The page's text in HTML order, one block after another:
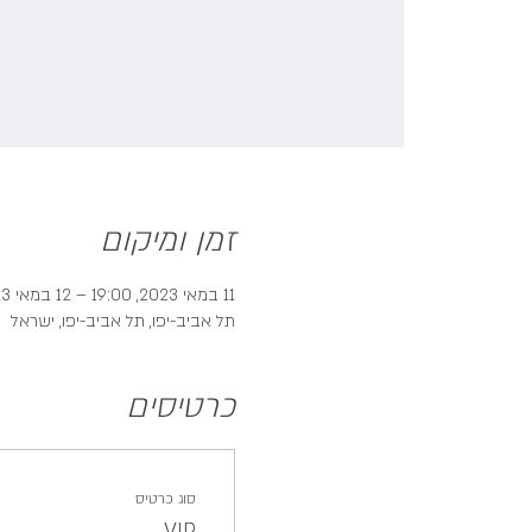
זמן ומיקום
11 במאי 2023, 19:00 – 12 במאי 2023, 19:00
תל אביב-יפו, תל אביב-יפו, ישראל
כרטיסים
סוג כרטיס